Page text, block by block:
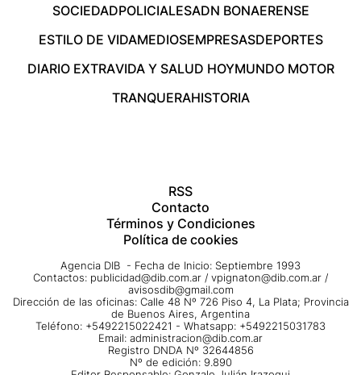
SOCIEDADPOLICIALESADN BONAERENSE
ESTILO DE VIDAMEDIOSEMPRESASDEPORTES
DIARIO EXTRAVIDA Y SALUD HOYMUNDO MOTOR
TRANQUERAHISTORIA
RSS
Contacto
Términos y Condiciones
Política de cookies
Agencia DIB - Fecha de Inicio: Septiembre 1993
Contactos: publicidad@dib.com.ar / vpignaton@dib.com.ar /
avisosdib@gmail.com
Dirección de las oficinas: Calle 48 Nº 726 Piso 4, La Plata; Provincia
de Buenos Aires, Argentina
Teléfono: +5492215022421 - Whatsapp: +5492215031783
Email: administracion@dib.com.ar
Registro DNDA Nº 32644856
Nº de edición: 9.890